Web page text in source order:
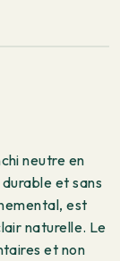
neutre en
et sans
est
naturelle. Le
et non